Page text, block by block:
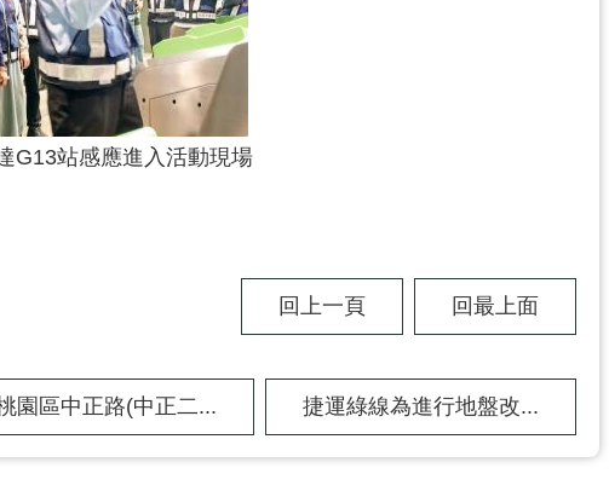
G13站感應進入活動現場
回上一頁 回最上面
園區中正路(中正二... 捷運綠線為進行地盤改...